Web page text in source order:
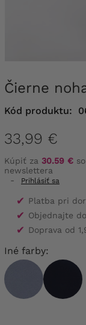
Čierne
Kód produktu:
33,99 €
Kúpiť za 30.59 €
newslettera
-
Prihlásiť sa
✔ Platba pri
✔ Objednajte
✔ Doprava od
Iné farby: